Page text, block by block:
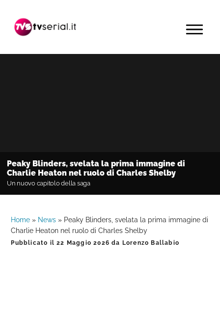
navigazione
contenuto
barra
primaria
MENU
Peaky Blinders, svelata la prima immagine di
Charlie Heaton nel ruolo di Charles Shelby
Un nuovo capitolo della saga
Home » News » Peaky Blinders, svelata la prima immagine di
Charlie Heaton nel ruolo di Charles Shelby
Pubblicato il22 Maggio 2026 da Lorenzo Ballabio